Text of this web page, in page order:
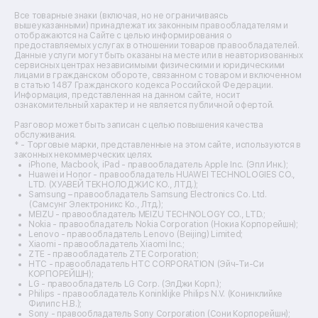
Ремонт источников бесперебойного питания
Ремонт пароварок
Ремонт микшерных пультов
Ремонт dj-пультов
Ремонт кухонных плит
Ремонт стедикамов
Ремонт оптических прицелов
Ремонт электровелосипедов
Ремонт видеокамер
Ремонт эхолотов
Ремонт 3d-принтеров
Ремонт прицелов ночного видения
Ремонт винных шкафов
Ремонт выпрямителей
Ремонт сушилок для рук
Ремонт дальномеров
Ремонт снегоуборщиков
Все товарные знаки (включая, но не ограничиваясь
вышеуказанными) принадлежат их законным правообладателям и
отображаются на Сайте с целью информирования о
предоставляемых услугах в отношении товаров правообладателей.
Данные услуги могут быть оказаны на месте или в неавторизованных
сервисных центрах независимыми физическими и юридическими
лицами в гражданском обороте, связанном с товаром и включенном
в статью 1487 Гражданского кодекса Российской Федерации.
Информация, представленная на данном сайте, носит
ознакомительный характер и не является публичной офертой.
Разговор может быть записан с целью повышения качества
обслуживания.
* - Торговые марки, представленные на этом сайте, используются в
законных некоммерческих целях.
iPhone, Macbook, iPad - правообладатель Apple Inc. (Эпл Инк.);
Huawei и Honor - правообладатель HUAWEI TECHNOLOGIES CO.,
LTD. (ХУАВЕЙ ТЕКНОЛОДЖИС КО., ЛТД.);
Samsung – правообладатель Samsung Electronics Co. Ltd.
(Самсунг Электроникс Ко., Лтд.);
MEIZU - правообладатель MEIZU TECHNOLOGY CO., LTD.;
Nokia - правообладатель Nokia Corporation (Нокиа Корпорейшн);
Lenovo - правообладатель Lenovo (Beijing) Limited;
Xiaomi - правообладатель Xiaomi Inc.;
ZTE - правообладатель ZTE Corporation;
HTC - правообладатель HTC CORPORATION (Эйч-Ти-Си
КОРПОРЕЙШН);
LG - правообладатель LG Corp. (ЭлДжи Корп.);
Philips - правообладатель Koninklijke Philips N.V. (Конинклийке
Филипс Н.В.);
Sony - правообладатель Sony Corporation (Сони Корпорейшн);